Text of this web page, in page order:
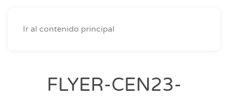
Ir al contenido principal
FLYER-CEN23-